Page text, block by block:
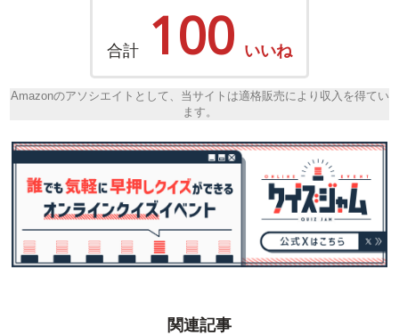
合計 100 いいね
Amazonのアソシエイトとして、当サイトは適格販売により収入を得てい
ます。
関連記事